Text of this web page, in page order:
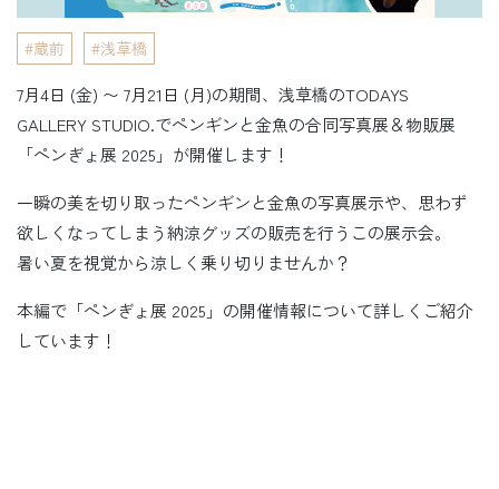
蔵前 浅草橋
7月4日 (金) 〜 7月21日 (月)の期間、浅草橋のTODAYS
GALLERY STUDIO.でペンギンと金魚の合同写真展＆物販展
「ペンぎょ展 2025」が開催します！
一瞬の美を切り取ったペンギンと金魚の写真展示や、思わず
欲しくなってしまう納涼グッズの販売を行うこの展示会。
暑い夏を視覚から涼しく乗り切りませんか？
本編で「ペンぎょ展 2025」の開催情報について詳しくご紹介
しています！